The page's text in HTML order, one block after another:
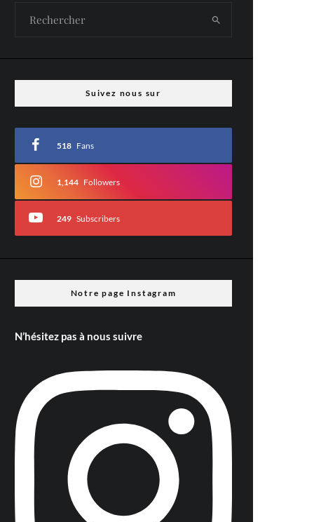
Suivez nous sur
518 Fans
1,144 Followers
249 Subscribers
Notre page Instagram
N’hésitez pas à nous suivre